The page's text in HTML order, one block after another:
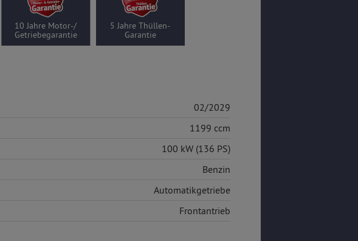
10 Jahre Motor-/
Getriebegarantie
5 Jahre Thüllen-
Garantie
02/2029
1199 ccm
100 kW (136 PS)
Benzin
Automatikgetriebe
Frontantrieb